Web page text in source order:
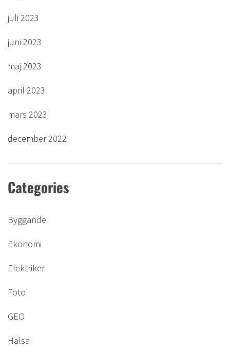
juli 2023
juni 2023
maj 2023
april 2023
mars 2023
december 2022
Categories
Byggande
Ekonomi
Elektriker
Foto
GEO
Hälsa